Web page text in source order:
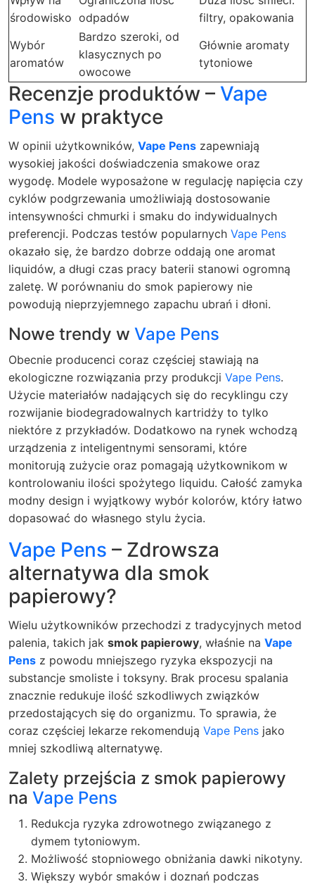
środowisko odpadów
filtry, opakowania
Wybór
aromatów
Bardzo szeroki, od
klasycznych po
owocowe
Głównie aromaty
tytoniowe
Recenzje produktów – Vape
Pens w praktyce
W opinii użytkowników, Vape Pens zapewniają
wysokiej jakości doświadczenia smakowe oraz
wygodę. Modele wyposażone w regulację napięcia czy
cyklów podgrzewania umożliwiają dostosowanie
intensywności chmurki i smaku do indywidualnych
preferencji. Podczas testów popularnych Vape Pens
okazało się, że bardzo dobrze oddają one aromat
liquidów, a długi czas pracy baterii stanowi ogromną
zaletę. W porównaniu do smok papierowy nie
powodują nieprzyjemnego zapachu ubrań i dłoni.
Nowe trendy w Vape Pens
Obecnie producenci coraz częściej stawiają na
ekologiczne rozwiązania przy produkcji Vape Pens.
Użycie materiałów nadających się do recyklingu czy
rozwijanie biodegradowalnych kartridży to tylko
niektóre z przykładów. Dodatkowo na rynek wchodzą
urządzenia z inteligentnymi sensorami, które
monitorują zużycie oraz pomagają użytkownikom w
kontrolowaniu ilości spożytego liquidu. Całość zamyka
modny design i wyjątkowy wybór kolorów, który łatwo
dopasować do własnego stylu życia.
Vape Pens – Zdrowsza
alternatywa dla smok
papierowy?
Wielu użytkowników przechodzi z tradycyjnych metod
palenia, takich jak smok papierowy, właśnie na Vape
Pens z powodu mniejszego ryzyka ekspozycji na
substancje smoliste i toksyny. Brak procesu spalania
znacznie redukuje ilość szkodliwych związków
przedostających się do organizmu. To sprawia, że
coraz częściej lekarze rekomendują Vape Pens jako
mniej szkodliwą alternatywę.
Zalety przejścia z smok papierowy
na Vape Pens
Redukcja ryzyka zdrowotnego związanego z
dymem tytoniowym.
Możliwość stopniowego obniżania dawki nikotyny.
Większy wybór smaków i doznań podczas